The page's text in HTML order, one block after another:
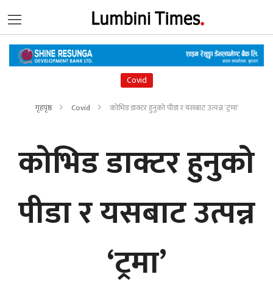
Covid
गृहपृष्ठ Covid कोभिड डाक्टर हुनुको पीडा र यसबाट उत्पन्न ‘ट्रमा’
कोभिड डाक्टर हुनुको
पीडा र यसबाट उत्पन्न
‘ट्रमा’